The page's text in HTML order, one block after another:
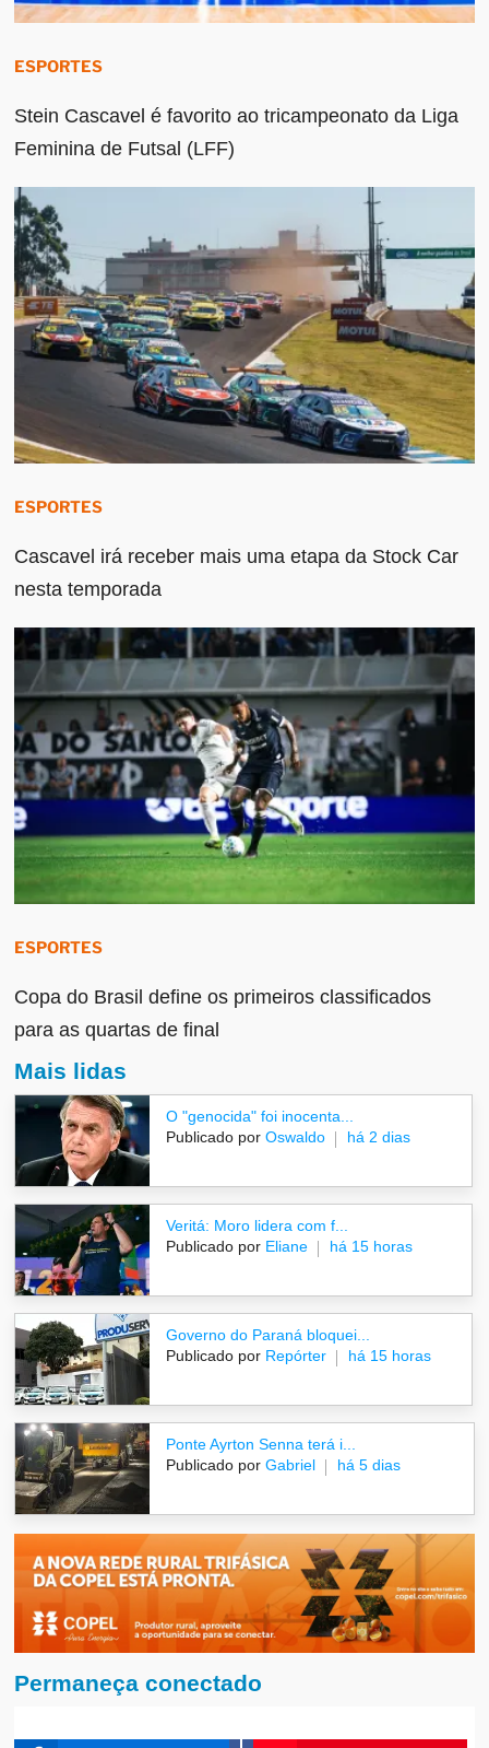
ESPORTES
Stein Cascavel é favorito ao tricampeonato da Liga
Feminina de Futsal (LFF)
ESPORTES
Cascavel irá receber mais uma etapa da Stock Car
nesta temporada
ESPORTES
Copa do Brasil define os primeiros classificados
para as quartas de final
Mais lidas
O "genocida" foi inocenta...
Publicado por Oswaldo há 2 dias
Veritá: Moro lidera com f...
Publicado por Eliane há 15 horas
Governo do Paraná bloquei...
Publicado por Repórter há 15 horas
Ponte Ayrton Senna terá i...
Publicado por Gabriel há 5 dias
Permaneça conectado